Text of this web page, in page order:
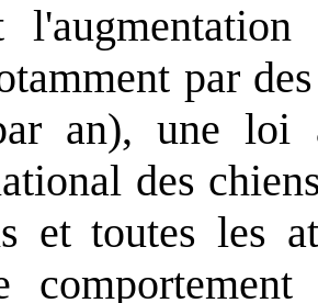
par
an), une
des
et toutes les